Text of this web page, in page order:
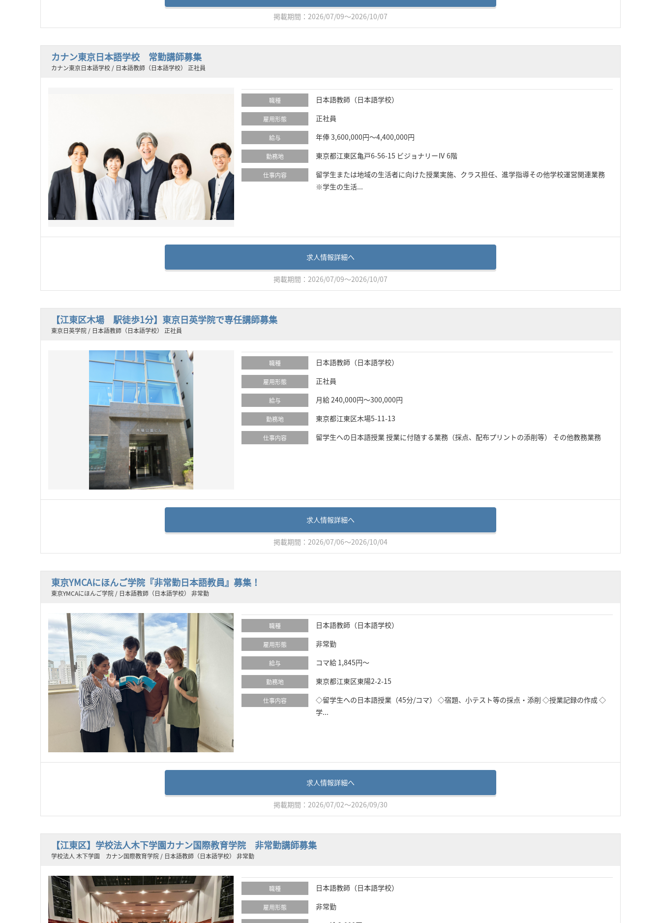
掲載期間：2026/07/09～2026/10/07
カナン東京日本語学校 常勤講師募集
カナン東京日本語学校 / 日本語教師（日本語学校） 正社員
職種 日本語教師（日本語学校）
雇用形態 正社員
給与 年俸 3,600,000円～4,400,000円
勤務地 東京都江東区亀戸6-56-15 ビジョナリーⅣ 6階
仕事内容
留学生または地域の生活者に向けた授業実施、クラス担任、進学指導その他学校運営関連業務
※学生の生活...
求人情報詳細へ
掲載期間：2026/07/09～2026/10/07
【江東区木場 駅徒歩1分】東京日英学院で専任講師募集
東京日英学院 / 日本語教師（日本語学校） 正社員
職種 日本語教師（日本語学校）
雇用形態 正社員
給与 月給 240,000円～300,000円
勤務地 東京都江東区木場5-11-13
仕事内容 留学生への日本語授業 授業に付随する業務（採点、配布プリントの添削等） その他教務業務
求人情報詳細へ
掲載期間：2026/07/06～2026/10/04
東京YMCAにほんご学院『非常勤日本語教員』募集！
東京YMCAにほんご学院 / 日本語教師（日本語学校） 非常勤
職種 日本語教師（日本語学校）
雇用形態 非常勤
給与 コマ給 1,845円～
勤務地 東京都江東区東陽2-2-15
仕事内容
◇留学生への日本語授業（45分/コマ） ◇宿題、小テスト等の採点・添削 ◇授業記録の作成 ◇
学...
求人情報詳細へ
掲載期間：2026/07/02～2026/09/30
【江東区】学校法人木下学園カナン国際教育学院 非常勤講師募集
学校法人 木下学園 カナン国際教育学院 / 日本語教師（日本語学校） 非常勤
職種 日本語教師（日本語学校）
雇用形態 非常勤